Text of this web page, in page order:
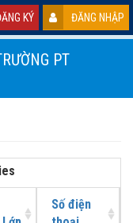
KÝ ĐĂNG NHẬP
PT
Số điện